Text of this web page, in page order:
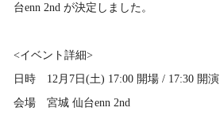
台enn 2nd が決定しました。
<イベント詳細>
日時 12月7日(土) 17:00 開場 / 17:30 開演
会場 宮城 仙台enn 2nd